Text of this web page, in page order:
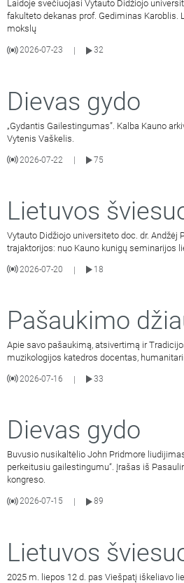
Laidoje svečiuojasi Vytauto Didžiojo
fakulteto dekanas prof. Gediminas Karoblis.
mokslų
2026-07-23
32
Dievas gydo
„Gydantis Gailestingumas”. Kalba Kauno
Vytenis Vaškelis.
2026-07-22
75
Lietuvos
Vytauto Didžiojo universiteto doc. dr. Andžėj
trajaktorijos: nuo Kauno kunigų seminarijos
2026-07-20 |
18
Pašaukimo
Apie savo pašaukimą, atsivertimą ir
muzikologijos katedros docentas,
2026-07-16 |
33
Dievas gydo
Buvusio nusikaltėlio John Pridmore
perkeitusiu gailestingumu“. Įrašas iš
kongreso.
2026-07-15
89
Lietuvos
2025 m. liepos 12 d. pas Viešpatį iškeliavo